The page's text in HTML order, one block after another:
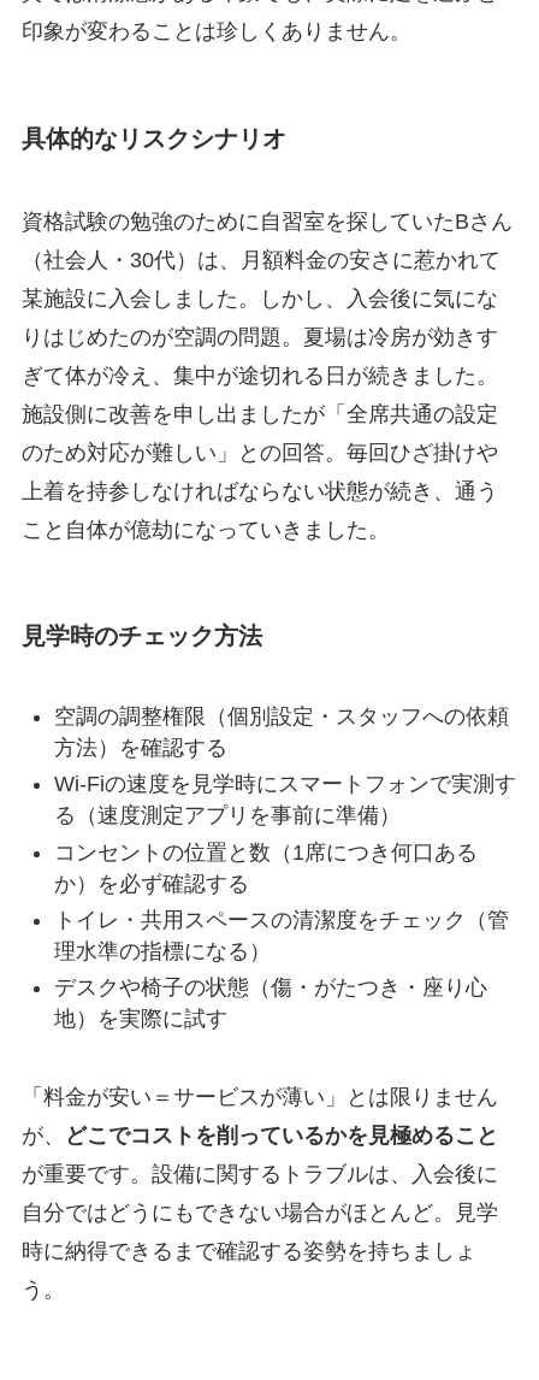
印象が変わることは珍しくありません。
具体的なリスクシナリオ
資格試験の勉強のために自習室を探していたBさん
（社会人・30代）は、月額料金の安さに惹かれて
某施設に入会しました。しかし、入会後に気にな
りはじめたのが空調の問題。夏場は冷房が効きす
ぎて体が冷え、集中が途切れる日が続きました。
施設側に改善を申し出ましたが「全席共通の設定
のため対応が難しい」との回答。毎回ひざ掛けや
上着を持参しなければならない状態が続き、通う
こと自体が億劫になっていきました。
見学時のチェック方法
空調の調整権限（個別設定・スタッフへの依頼
方法）を確認する
Wi-Fiの速度を見学時にスマートフォンで実測す
る（速度測定アプリを事前に準備）
コンセントの位置と数（1席につき何口ある
か）を必ず確認する
トイレ・共用スペースの清潔度をチェック（管
理水準の指標になる）
デスクや椅子の状態（傷・がたつき・座り心
地）を実際に試す
「料金が安い＝サービスが薄い」とは限りません
が、
どこでコストを削っているかを見極めること
が重要です。設備に関するトラブルは、入会後に
自分ではどうにもできない場合がほとんど。見学
時に納得できるまで確認する姿勢を持ちましょ
う。